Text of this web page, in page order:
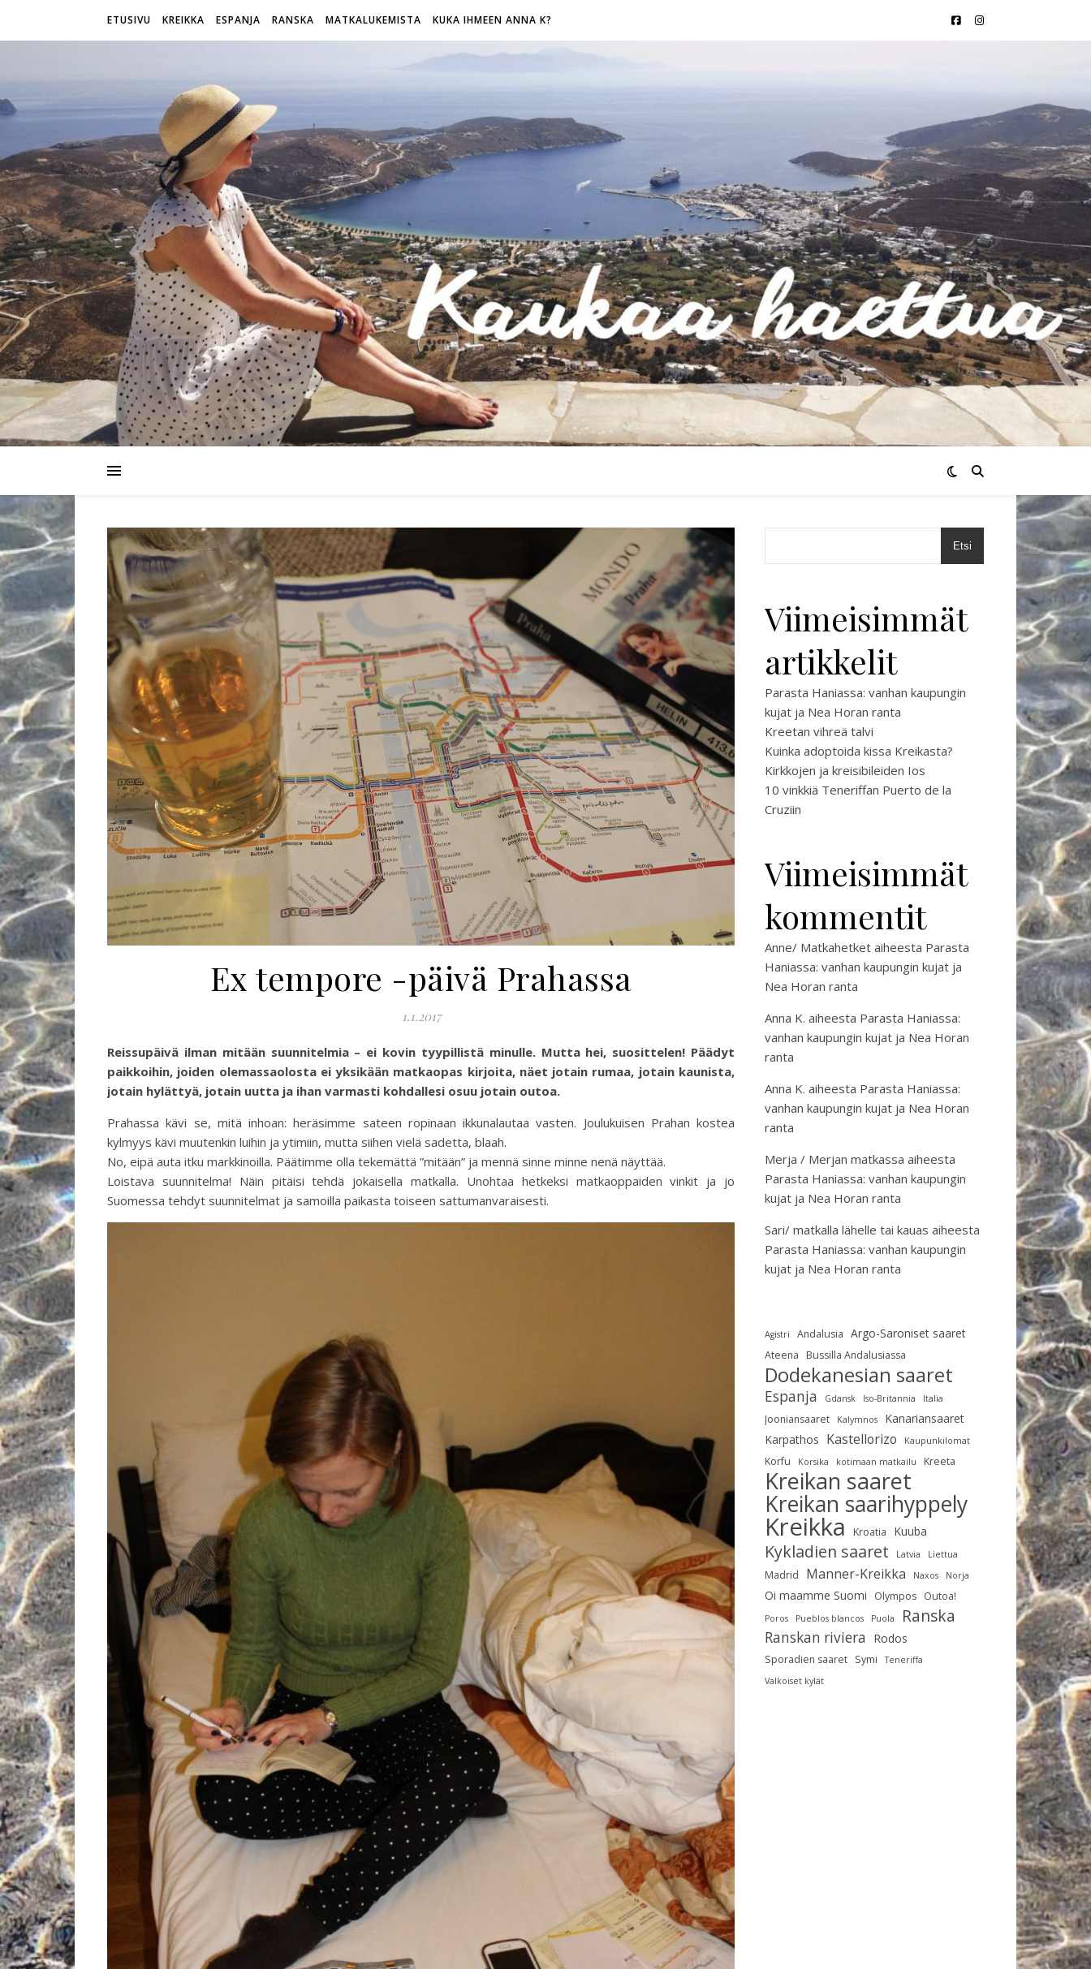
ETUSIVU KREIKKA ESPANJA RANSKA MATKALUKEMISTA KUKA IHMEEN ANNA K?
Ex tempore -päivä Prahassa
1.1.2017
Reissupäivä ilman mitään suunnitelmia – ei kovin tyypillistä minulle. Mutta hei, suosittelen! Päädyt
paikkoihin, joiden olemassaolosta ei yksikään matkaopas kirjoita, näet jotain rumaa, jotain kaunista,
jotain hylättyä, jotain uutta ja ihan varmasti kohdallesi osuu jotain outoa.
Prahassa kävi se, mitä inhoan: heräsimme sateen ropinaan ikkunalautaa vasten. Joulukuisen Prahan kostea
kylmyys kävi muutenkin luihin ja ytimiin, mutta siihen vielä sadetta, blaah.
No, eipä auta itku markkinoilla. Päätimme olla tekemättä ”mitään” ja mennä sinne minne nenä näyttää.
Loistava suunnitelma! Näin pitäisi tehdä jokaisella matkalla. Unohtaa hetkeksi matkaoppaiden vinkit ja jo
Suomessa tehdyt suunnitelmat ja samoilla paikasta toiseen sattumanvaraisesti.
Etsi
Viimeisimmät
artikkelit
Parasta Haniassa: vanhan kaupungin
kujat ja Nea Horan ranta
Kreetan vihreä talvi
Kuinka adoptoida kissa Kreikasta?
Kirkkojen ja kreisibileiden Ios
10 vinkkiä Teneriffan Puerto de la
Cruziin
Viimeisimmät
kommentit
Anne/ Matkahetket aiheesta Parasta
Haniassa: vanhan kaupungin kujat ja
Nea Horan ranta
Anna K. aiheesta Parasta Haniassa:
vanhan kaupungin kujat ja Nea Horan
ranta
Anna K. aiheesta Parasta Haniassa:
vanhan kaupungin kujat ja Nea Horan
ranta
Merja / Merjan matkassa aiheesta
Parasta Haniassa: vanhan kaupungin
kujat ja Nea Horan ranta
Sari/ matkalla lähelle tai kauas aiheesta
Parasta Haniassa: vanhan kaupungin
kujat ja Nea Horan ranta
Agistri Andalusia Argo-Saroniset saaret
Ateena Bussilla Andalusiassa
Dodekanesian saaret
Espanja Gdansk Iso-Britannia Italia
Jooniansaaret Kalymnos
Kanariansaaret
Karpathos Kastellorizo Kaupunkilomat
Korfu Korsika kotimaan matkailu Kreeta
Kreikan saaret
Kreikan saarihyppely
Kreikka Kroatia Kuuba
Kykladien saaret Latvia Liettua
Madrid Manner-Kreikka Naxos Norja
Oi maamme Suomi Olympos Outoa!
Poros Pueblos blancos Puola Ranska
Ranskan riviera Rodos
Sporadien saaret Symi
Teneriffa
Valkoiset kylät